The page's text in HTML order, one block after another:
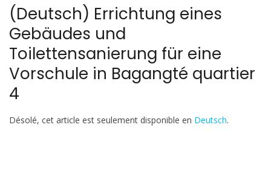
(Deutsch) Errichtung eines
Gebäudes und
Toilettensanierung für eine
Vorschule in Bagangté quartier
4
Désolé, cet article est seulement disponible en Deutsch.